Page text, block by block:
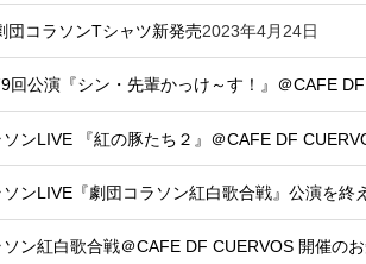
団コラソンTシャツ新発売2023年4月24日
回公演『シン・先輩かっけ～す！』＠CAFE
ンLIVE 『紅の豚たち２』＠CAFE DF
ンLIVE『劇団コラソン紅白歌合戦』公演を終
ン紅白歌合戦＠CAFE DF CUERVOS 開催の